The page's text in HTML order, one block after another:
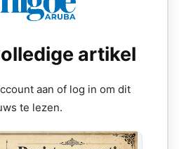
artikel
aan of log in om dit
te lezen.